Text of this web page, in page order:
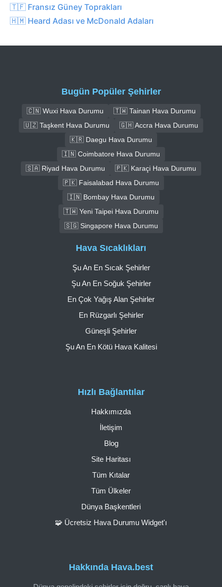
🇹🇫 Fransız Güney Toprakları
🇭🇲 Heard Adası ve McDonald Adaları
Bugün Popüler Şehirler
🇨🇳 Wuxi Hava Durumu
🇹🇼 Tainan Hava Durumu
🇺🇿 Taşkent Hava Durumu
🇬🇭 Accra Hava Durumu
🇰🇷 Daegu Hava Durumu
🇮🇳 Coimbatore Hava Durumu
🇸🇦 Riyad Hava Durumu
🇵🇰 Karaçi Hava Durumu
🇵🇰 Faisalabad Hava Durumu
🇮🇳 Bombay Hava Durumu
🇹🇼 Yeni Taipei Hava Durumu
🇸🇬 Singapore Hava Durumu
Hakkında Hava.best
Hızlı Bağlantılar
Hakkımızda
İletişim
Blog
Site Haritası
Tüm Kıtalar
Tüm Ülkeler
Dünya Başkentleri
🧩 Ücretsiz Hava Durumu Widget'ı
Hava Sıcaklıkları
Şu An En Sıcak Şehirler
Şu An En Soğuk Şehirler
En Çok Yağış Alan Şehirler
En Rüzgarlı Şehirler
Güneşli Şehirler
Şu An En Kötü Hava Kalitesi